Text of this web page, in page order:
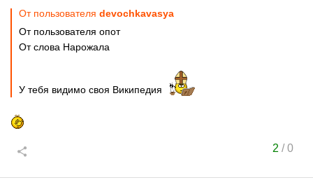
От пользователя devochkavasya
От пользователя опот
От слова Нарожала
У тебя видимо своя Википедия
2 /0